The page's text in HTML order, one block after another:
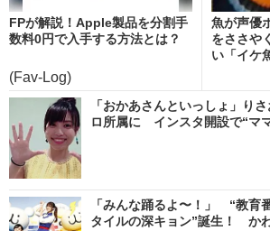
FPが解説！Apple製品を分割手
数料0円で入手する方法とは？
(Fav-Log)
魚が声優
をささや
い「イケ
「おかあさんといっしょ」り
ロ所属に インスタ開設で“マ
「みんな踊るよ〜！」 “教育
タイルの深キョン”誕生！ か